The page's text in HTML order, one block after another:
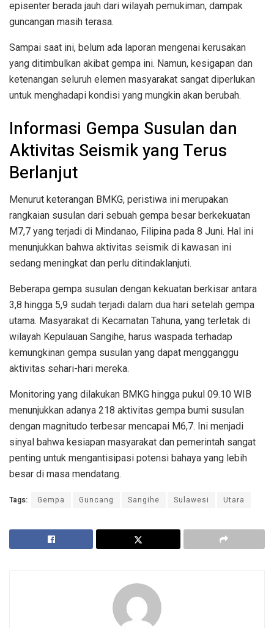
episenter berada jauh dari wilayah pemukiman, dampak
guncangan masih terasa.
Sampai saat ini, belum ada laporan mengenai kerusakan
yang ditimbulkan akibat gempa ini. Namun, kesigapan dan
ketenangan seluruh elemen masyarakat sangat diperlukan
untuk menghadapi kondisi yang mungkin akan berubah.
Informasi Gempa Susulan dan
Aktivitas Seismik yang Terus
Berlanjut
Menurut keterangan BMKG, peristiwa ini merupakan
rangkaian susulan dari sebuah gempa besar berkekuatan
M7,7 yang terjadi di Mindanao, Filipina pada 8 Juni. Hal ini
menunjukkan bahwa aktivitas seismik di kawasan ini
sedang meningkat dan perlu ditindaklanjuti.
Beberapa gempa susulan dengan kekuatan berkisar antara
3,8 hingga 5,9 sudah terjadi dalam dua hari setelah gempa
utama. Masyarakat di Kecamatan Tahuna, yang terletak di
wilayah Kepulauan Sangihe, harus waspada terhadap
kemungkinan gempa susulan yang dapat mengganggu
aktivitas sehari-hari mereka.
Monitoring yang dilakukan BMKG hingga pukul 09.10 WIB
menunjukkan adanya 218 aktivitas gempa bumi susulan
dengan magnitudo terbesar mencapai M6,7. Ini menjadi
sinyal bahwa kesiapan masyarakat dan pemerintah sangat
penting untuk mengantisipasi potensi bahaya yang lebih
besar di masa mendatang.
Tags: Gempa Guncang Sangihe Sulawesi Utara